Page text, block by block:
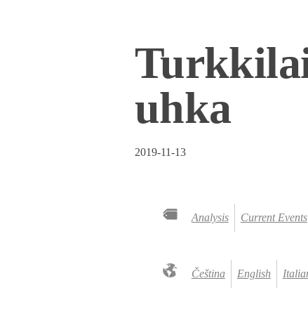
uhka
2019-11-13
Analysis Current Events
Čeština English